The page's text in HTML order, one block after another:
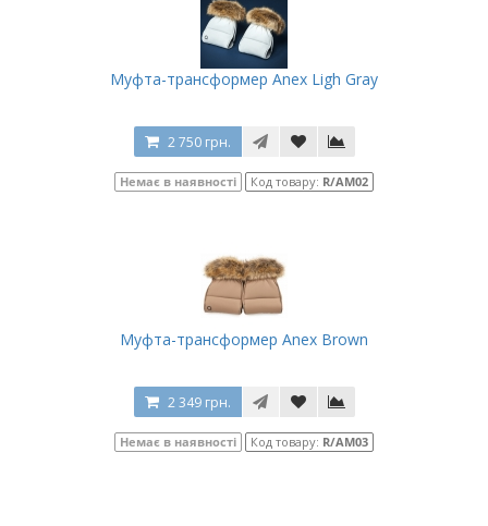
Муфта-трансформер Anex Ligh Gray
2 750 грн.
Немає в наявності Код товару: R/AM02
Муфта-трансформер Anex Brown
2 349 грн.
Немає в наявності Код товару: R/AM03